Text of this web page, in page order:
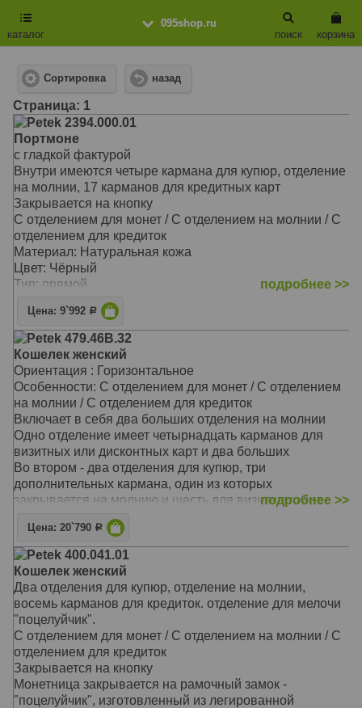
095shop.ru
каталог
корзина
поиск
Сортировка назад
Cтраница: 1
Petek 2394.000.01
Портмоне
с гладкой фактурой
Внутри имеются четыре кармана для купюр, отделение
на молнии, 17 карманов для кредитных карт
Закрывается на кнопку
С отделением для монет / С отделением на молнии / С
отделением для кредиток
Материал: Натуральная кожа
Цвет: Чёрный
Тип: прямой
Размер: 10,0х18,0 см
подробнее >>
Цена: 9`992 Р
Petek 479.46B.32
Кошелек женский
Ориентация : Горизонтальное
Особенности: С отделением для монет / С отделением
на молнии / С отделением для кредиток
Включает в себя два больших отделения на молнии
Одно отделение имеет четырнадцать карманов для
визитных или дисконтных карт и два больших
Во втором - два отделения для купюр, три
дополнительных кармана, один из которых
закрывается на молнию и шесть для визитных карт
Материал: Натуральная кожа
Цвет: Голубой
Тип: прямой
Размер: 18,0х9,5х4,0 см
подробнее >>
Цена: 20`790 Р
Petek 400.041.01
Кошелек женский
Два отделения для купюр, отделение на молнии,
восемь карманов для кредиток. отделение для мелочи
"поцелуйчик".
С отделением для монет / С отделением на молнии / С
отделением для кредиток
Закрывается на кнопку
Монетница закрывается на рамочный замок -
"поцелуйчик", изготовленный из легированной